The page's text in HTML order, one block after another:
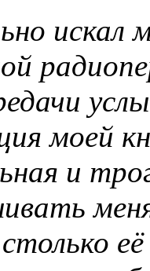
искал
моей
и